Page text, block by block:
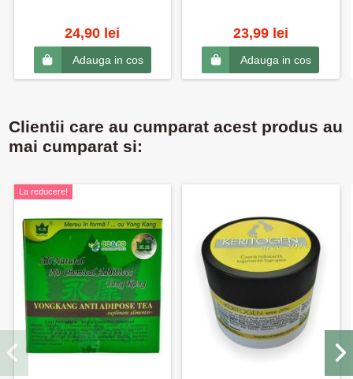
24,90 lei
Adauga in cos
23,99 lei
Adauga in cos
Clientii care au cumparat acest produs au
mai cumparat si:
La reducere!